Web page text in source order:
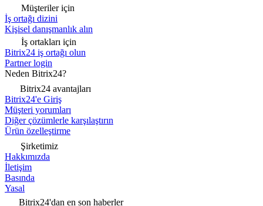
Müşteriler için
İş ortağı dizini
Kişisel danışmanlık alın
İş ortakları için
Bitrix24 iş ortağı olun
Partner login
Neden Bitrix24?
Bitrix24 avantajları
Bitrix24'e Giriş
Müşteri yorumları
Diğer çözümlerle karşılaştırın
Ürün özelleştirme
Şirketimiz
Hakkımızda
İletişim
Basında
Yasal
Bitrix24'dan en son haberler